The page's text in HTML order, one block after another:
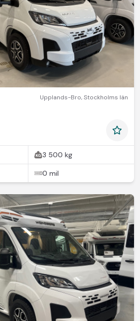
Upplands-Bro,Stockholms län
3 500 kg
0 mil